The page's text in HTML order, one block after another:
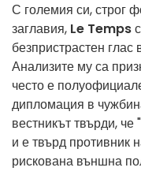
С големия си, строг
заглавия, Le Temps
безпристрастен
Анализите му са
често е
дипломация в
вестникът твърди, че
и е твърд противник
рискована външна